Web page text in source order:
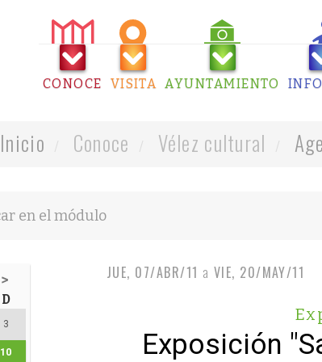
CONOCE VISITA AYUNTAMIENTO
Inicio Conoce Vélez cultural
>
D
3
10
JUE, 07/ABR/11 a VIE, 20/MAY/11
Exposición